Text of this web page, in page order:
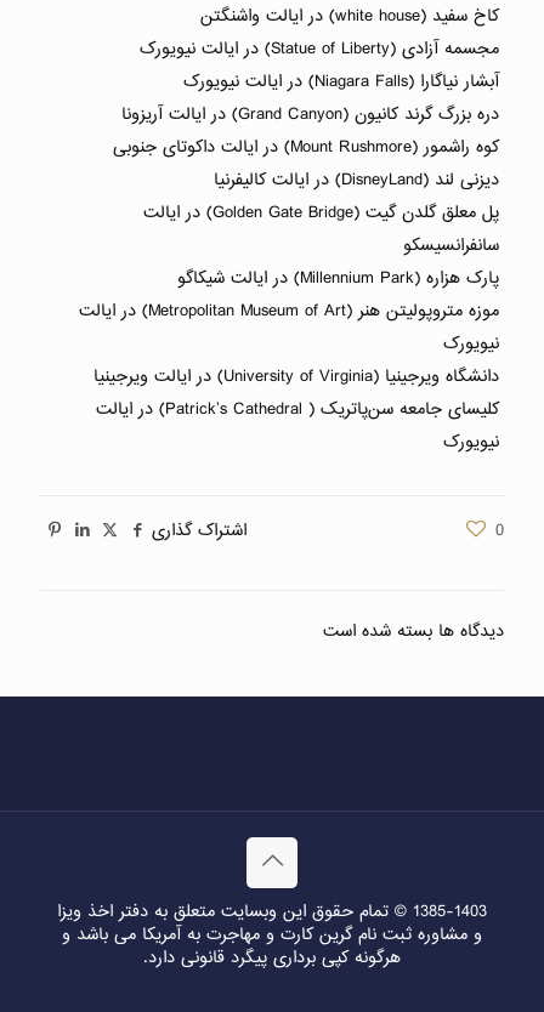
کاخ سفید (white house) در ایالت واشنگتن
مجسمه آزادی (Statue of Liberty) در ایالت نیویورک
آبشار نیاگارا (Niagara Falls) در ایالت نیویورک
دره بزرگ گرند کانیون (Grand Canyon) در ایالت آریزونا
کوه راشمور (Mount Rushmore) در ایالت داکوتای جنوبی
دیزنی لند (DisneyLand) در ایالت کالیفرنیا
پل معلق گلدن گیت (Golden Gate Bridge) در ایالت
سانفرانسیسکو
پارک هزاره (Millennium Park) در ایالت شیکاگو
موزه متروپولیتن هنر (Metropolitan Museum of Art) در ایالت
نیویورک
دانشگاه ویرجینیا (University of Virginia) در ایالت ویرجینیا
کلیسای جامعه سن‌پاتریک ( Patrick’s Cathedral) در ایالت
نیویورک
اشتراک گذاری 0
دیدگاه ها بسته شده است
1385-1403 © تمام حقوق این وبسایت متعلق به دفتر اخذ ویزا
و مشاوره ثبت نام گرین کارت و مهاجرت به آمریکا می باشد و
هرگونه کپی برداری پیگرد قانونی دارد.